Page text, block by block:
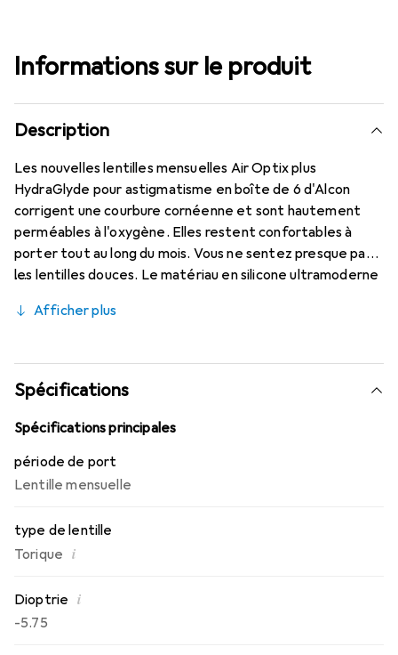
Informations sur le produit
Description
Les nouvelles lentilles mensuelles Air Optix plus
HydraGlyde pour astigmatisme en boîte de 6 d'Alcon
corrigent une courbure cornéenne et sont hautement
perméables à l'oxygène. Elles restent confortables à
porter tout au long du mois. Vous ne sentez presque pas
les lentilles douces. Le matériau en silicone ultramoderne
la technologie éprouvée HydraGlyde Moisture Matrix et
caractéristiques de port que vous connaissez. Un port
confortable et sans gêne des lentilles mensuelles tout au
long de la journée.
Afficher plus
Spécifications
Spécifications principales
période de port
Lentille mensuelle
type de lentille
Torique i
Dioptrie i
-5.75